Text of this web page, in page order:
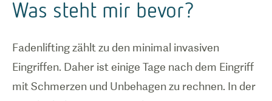
Was steht mir bevor?
Fadenlifting zählt zu den minimal invasiven
Eingriffen. Daher ist einige Tage nach dem Eingriff
mit Schmerzen und Unbehagen zu rechnen. In der